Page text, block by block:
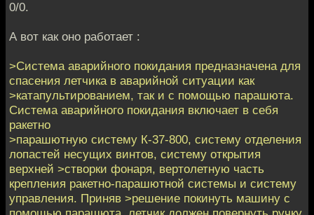
0/0.
А вот как оно работает :
>Система аварийного покидания предназначена для
спасения летчика в аварийной ситуации как
>катапультированием, так и с помощью парашюта.
Система аварийного покидания включает в себя
ракетно
>парашютную систему К-37-800, систему отделения
лопастей несущих винтов, систему открытия
верхней >створки фонаря, вертолетную часть
крепления ракетно-парашютной системы и систему
управления. Приняв >решение покинуть машину с